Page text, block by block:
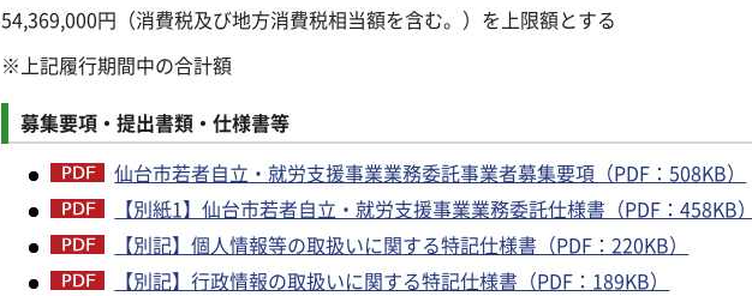
54,369,000円（消費税及び地方消費税相当額を含む。）を上限額とする
※上記履行期間中の合計額
募集要項・提出書類・仕様書等
仙台市若者自立・就労支援事業業務委託事業者募集要項（PDF：508KB）
【別紙1】仙台市若者自立・就労支援事業業務委託仕様書（PDF：458KB）
【別記】個人情報等の取扱いに関する特記仕様書（PDF：220KB）
【別記】行政情報の取扱いに関する特記仕様書（PDF：189KB）